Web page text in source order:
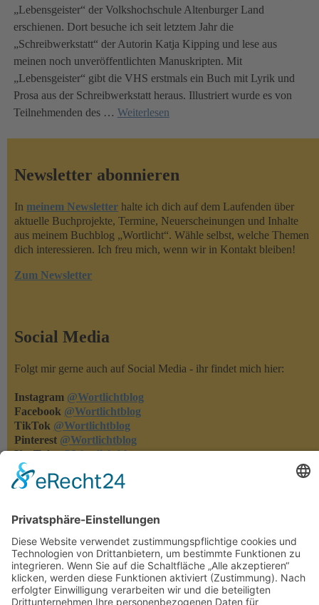
„Lebensgeister“ der Volkshochschule Altenburger Land
erschienen. Dort besuche ich seit letztem Jahr die
„Schreibwerkstatt“ der Autorin Katja Kipping und lese aus
meinen noch unveröffentlichten Manuskripten. Mit
„Lebensgeister“ gibt die VHS erstmals ein Buch mit Lyrik und
Prosa aus der Schreibwerkstatt heraus. Illustriert wurde es von
Teilnehmenden des … Weiterlesen
Newsletter abonnieren
In meinem Newsletter halte ich dich auf dem Laufenden über
aktuelle Buchprojekte, Termine, Neuerscheinungen und Inhalte
aus meinem Buchblog „Wortlicht“. Wähle selbst, welche Themen
dich interessieren. Ich freu mich, wenn wir in Kontakt bleiben!
Zum Newsletter
Social Media
Folgt mir gerne auch auf Social Media - ihr findet mich hier:
Instagram @Wortlichtblog
Facebook @Wortlichtblog
TikTok @Wortlichtblog
Pinterest @Wortlichtblog
YouTube @Wortlichtblog
Rezensionen
Rezensionen machen meine Bücher bekannter - und ich merke,
was euch gefällt und was nicht. Habt ihr eins meiner Bücher
gelesen, dann freue ich mich über eure Rezension auf den
einschlägigen Lese-Portalen oder in den Online-Buchshops.